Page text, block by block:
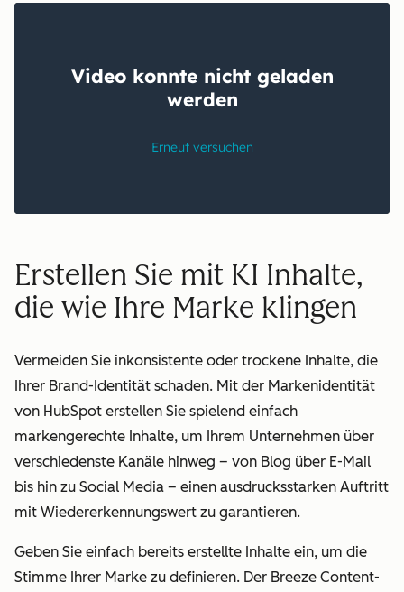
Erstellen Sie mit KI Inhalte,
die wie Ihre Marke klingen
Vermeiden Sie inkonsistente oder trockene Inhalte, die
Ihrer Brand-Identität schaden. Mit der Markenidentität
von HubSpot erstellen Sie spielend einfach
markengerechte Inhalte, um Ihrem Unternehmen über
verschiedenste Kanäle hinweg – von Blog über E-Mail
bis hin zu Social Media – einen ausdrucksstarken Auftritt
mit Wiedererkennungswert zu garantieren.
Geben Sie einfach bereits erstellte Inhalte ein, um die
Stimme Ihrer Marke zu definieren. Der Breeze Content-